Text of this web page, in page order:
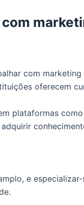
com
oferecem
plataformas
e